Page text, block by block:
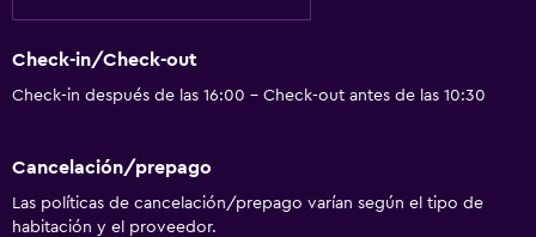
Check-in/Check-out
Check-in después de las 16:00 - Check-out antes de las 10:30
Cancelación/prepago
Las políticas de cancelación/prepago varían según el tipo de
habitación y el proveedor.